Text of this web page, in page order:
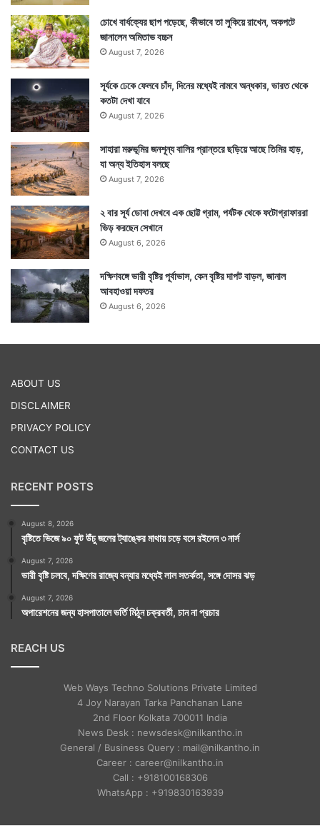
চোখে বার্ধক্যের ছাপ পড়েছে, কীভাবে তা লুকিয়ে রাখেন, অকপটে
জানালেন অমিতাভ বচ্চন
August 7, 2026
সূর্যকে ঢেকে ফেলবে চাঁদ, দিনের মধ্যেই নামবে অন্ধকার, ভারত থেকে
কতটা দেখা যাবে
August 7, 2026
সাহারা মরুভূমির জনশূন্য বালির প্রান্তরে ছড়িয়ে আছে তিমির হাড়,
যা অন্য ইতিহাস বলছে
August 7, 2026
২ বার সূর্য ডোবা দেখবে এক ছোট্ট গ্রাম, পর্যটক থেকে ফটোগ্রাফাররা
ভিড় করছেন সেখানে
August 6, 2026
দক্ষিণবঙ্গে ভারী বৃষ্টির পূর্বাভাস, কেন বৃষ্টির দাপট বাড়ল, জানাল
আবহাওয়া দফতর
August 6, 2026
ABOUT US
DISCLAIMER
PRIVACY POLICY
CONTACT US
RECENT POSTS
August 8, 2026
বৃষ্টিতে ভিজে ৯০ ফুট উঁচু জলের ট্যাঙ্কের মাথায় চড়ে বসে রইলেন ৩ নার্স
August 7, 2026
ভারী বৃষ্টি চলবে, দক্ষিণের রাজ্যে বন্যার মধ্যেই লাল সতর্কতা, সঙ্গে দোসর ঝড়
August 7, 2026
অপারেশনের জন্য হাসপাতালে ভর্তি মিঠুন চক্রবর্তী, চান না প্রচার
REACH US
Web Ways Techno Solutions Private Limited
4 Joy Narayan Tarka Panchanan Lane
2nd Floor Kolkata 700011 India
News Desk : newsdesk@nilkantho.in
General / Business Query : mail@nilkantho.in
Career : career@nilkantho.in
Call : +918100168306
WhatsApp : +919830163939